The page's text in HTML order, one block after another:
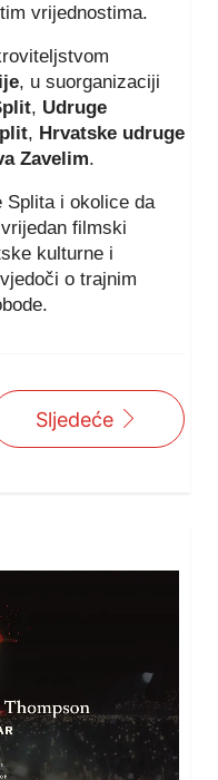
vrijednostima.
, u suorganizaciji
, Udruge
, Hrvatske udruge
Zavelim.
Splita i okolice da
filmski
kulturne i
o trajnim
Sljedeće